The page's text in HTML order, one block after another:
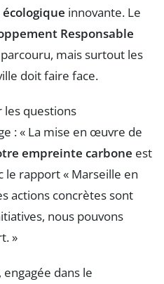
innovante. Le
Responsable
mais surtout les
doit faire face.
les questions
: « La mise en œuvre de
empreinte carbone est
le rapport « Marseille en
actions concrètes sont
nous pouvons
»
dans le